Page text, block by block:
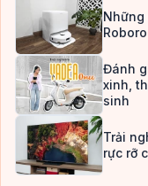
Những
Đánh
xinh,
sinh
Trải
rực rỡ